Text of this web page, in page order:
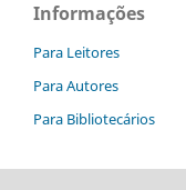
Informações
Para Leitores
Para Autores
Para Bibliotecários